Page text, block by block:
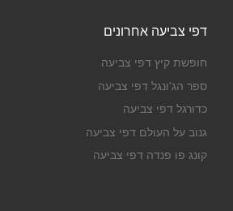
דפי צביעה אחרונים
חופשת קיץ דפי צביעה
ספר הג'ונגל דפי צביעה
כדורגל דפי צביעה
גנוב על העולם דפי צביעה
קונג פו פנדה דפי צביעה